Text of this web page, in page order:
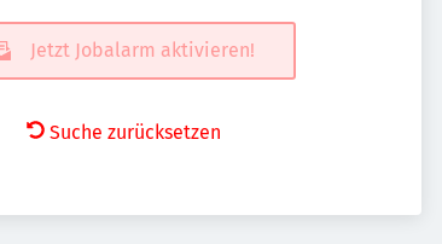
Jetzt Jobalarm aktivieren!
Suche zurücksetzen